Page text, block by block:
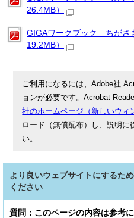
26.4MB）
GIGAワークブック ちがさ
19.2MB）
ご利用になるには、Adobe社
ョンが必要です。Acrobat
社のホームページ（新しいウィ
ロード（無償配布）し、説明に
い。
より良いウェブサイトにするた
ください
質問：このページの内容は参考